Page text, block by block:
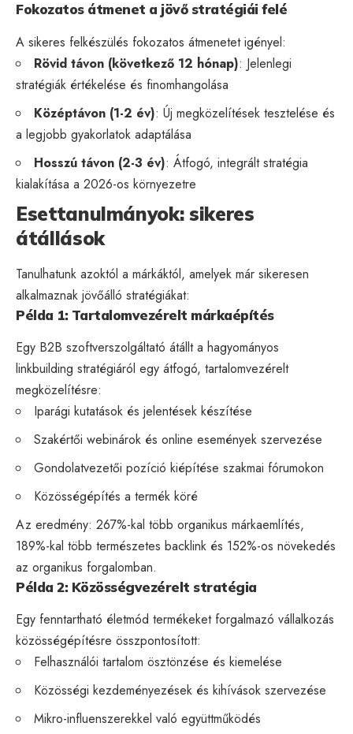
Fokozatos átmenet a jövő stratégiái felé
A sikeres felkészülés fokozatos átmenetet igényel:
Rövid távon (következő 12 hónap): Jelenlegi
stratégiák értékelése és finomhangolása
Középtávon (1-2 év): Új megközelítések tesztelése és
a legjobb gyakorlatok adaptálása
Hosszú távon (2-3 év): Átfogó, integrált stratégia
kialakítása a 2026-os környezetre
Esettanulmányok: sikeres
átállások
Tanulhatunk azoktól a márkáktól, amelyek már sikeresen
alkalmaznak jövőálló stratégiákat:
Példa 1: Tartalomvezérelt márkaépítés
Egy B2B szoftverszolgáltató átállt a hagyományos
linkbuilding stratégiáról egy átfogó, tartalomvezérelt
megközelítésre:
Iparági kutatások és jelentések készítése
Szakértői webinárok és online események szervezése
Gondolatvezetői pozíció kiépítése szakmai fórumokon
Közösségépítés a termék köré
Az eredmény: 267%-kal több organikus márkaemlítés,
189%-kal több természetes backlink és 152%-os növekedés
az organikus forgalomban.
Példa 2: Közösségvezérelt stratégia
Egy fenntartható életmód termékeket forgalmazó vállalkozás
közösségépítésre összpontosított:
Felhasználói tartalom ösztönzése és kiemelése
Közösségi kezdeményezések és kihívások szervezése
Mikro-influenszerekkel való együttműködés